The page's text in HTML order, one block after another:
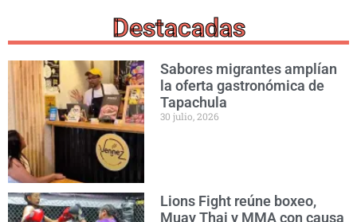
Destacadas
Sabores migrantes amplían
la oferta gastronómica de
Tapachula
30 julio, 2026
Lions Fight reúne boxeo,
Muay Thai y MMA con causa